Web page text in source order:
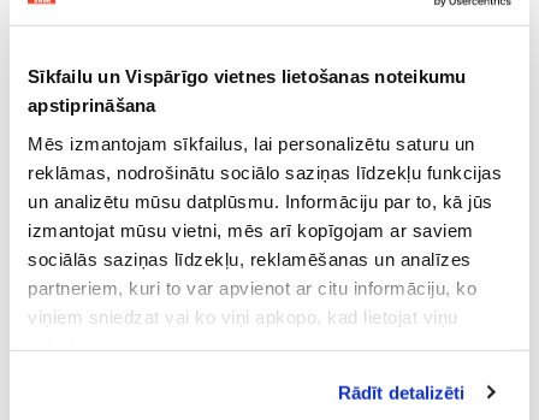
Sīkfailu un Vispārīgo vietnes lietošanas noteikumu
apstiprināšana
Mēs izmantojam sīkfailus, lai personalizētu saturu un
reklāmas, nodrošinātu sociālo saziņas līdzekļu funkcijas
un analizētu mūsu datplūsmu. Informāciju par to, kā jūs
izmantojat mūsu vietni, mēs arī kopīgojam ar saviem
sociālās saziņas līdzekļu, reklamēšanas un analīzes
partneriem, kuri to var apvienot ar citu informāciju, ko
viņiem sniedzat vai ko viņi apkopo, kad lietojat viņu
Vispārīgiem vietnes lietošanas
Rādīt detalizēti